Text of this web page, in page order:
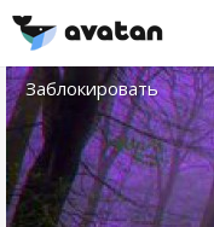
Заблокировать